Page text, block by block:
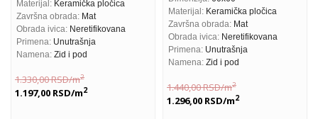
Materijal: Keramička pločica
Završna obrada: Mat
Obrada ivica: Neretifikovana
Primena: Unutrašnja
Namena: Zid i pod
1.330,00RSD/m2
1.197,00 RSD/m2
Materijal: Keramička pločica
Završna obrada: Mat
Obrada ivica: Neretifikovana
Primena: Unutrašnja
Namena: Zid i pod
1.440,00RSD/m2
1.296,00 RSD/m2